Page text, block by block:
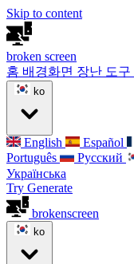
Skip to content
broken screen
홈 배경화면 장난 도구
ko
English Español
Português
Русский
Українська
Try Generate
brokenscreen
ko